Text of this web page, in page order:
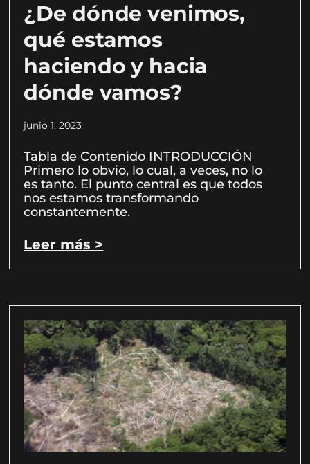
¿De dónde venimos,
qué estamos
haciendo y hacia
dónde vamos?
junio 1, 2023
Tabla de Contenido INTRODUCCIÓN
Primero lo obvio, lo cual, a veces, no lo
es tanto. El punto central es que todos
nos estamos transformando
constantemente.
Leer más >